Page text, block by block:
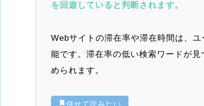
を回遊していると判断されます。
Webサイトの滞在率や滞在時間は、
能です。滞在率の低い検索ワードが
められます。